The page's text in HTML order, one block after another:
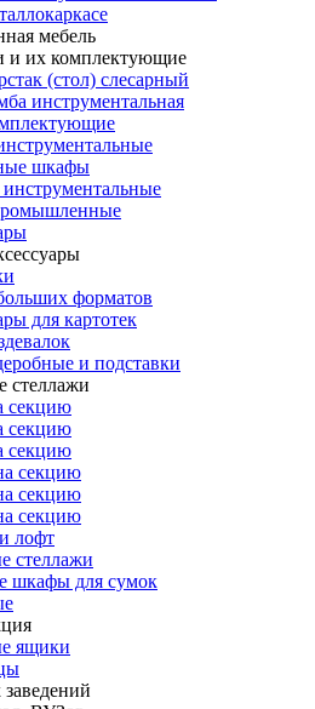
мебель
и их комплектующие
(стол) слесарный
инструментальная
шкафы
форматов
для картотек
и подставки
стеллажи
секцию
секцию
секцию
секцию
секцию
секцию
лофт
стеллажи
шкафы для сумок
ящики